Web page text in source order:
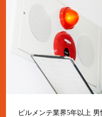
ビルメンテ業界5年以上 男